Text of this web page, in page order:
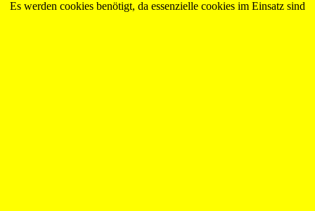
Es werden cookies benötigt, da essenzielle cookies im Einsatz sind